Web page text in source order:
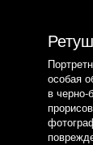
особая
в